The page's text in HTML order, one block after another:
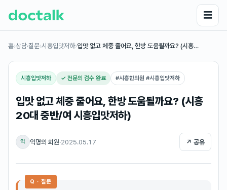
☰
홈›상담·질문›시흥입맛저하›입맛 없고 체중 줄어요, 한방 도움될까요? (시흥…
시흥입맛저하 ✓ 전문의 검수 완료 #시흥한의원 #시흥입맛저하
입맛 없고 체중 줄어요, 한방 도움될까요? (시흥
20대 중반/여 시흥입맛저하)
익 익명의 회원·2025.05.17 ↗ 공유
Q · 질문